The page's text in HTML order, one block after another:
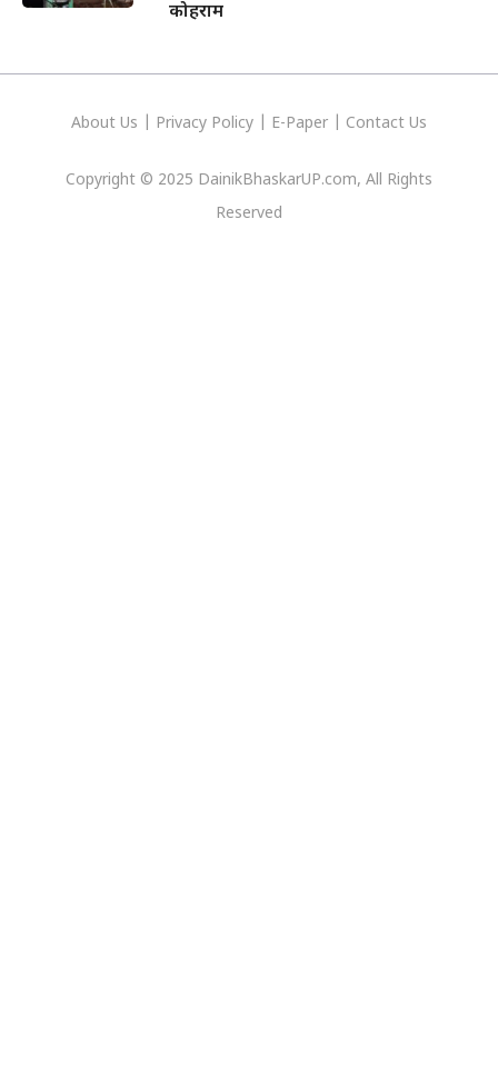
कोहराम
About Us Privacy Policy E-Paper Contact Us
Copyright © 2025 DainikBhaskarUP.com, All Rights
Reserved